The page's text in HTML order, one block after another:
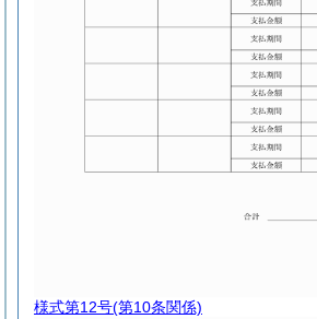
様式第12号(第10条関係)